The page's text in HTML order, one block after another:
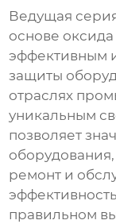
Ведущая
основе
эффективным
защиты
отраслях
уникальным
позволяет
оборудования,
ремонт и
правильном